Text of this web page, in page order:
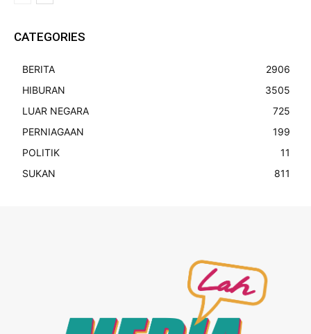
CATEGORIES
BERITA
2906
HIBURAN
3505
LUAR NEGARA
725
PERNIAGAAN
199
POLITIK
11
SUKAN
811